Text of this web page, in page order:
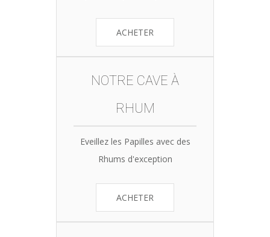
ACHETER
NOTRE CAVE À
RHUM
Eveillez les Papilles avec des
Rhums d'exception
ACHETER